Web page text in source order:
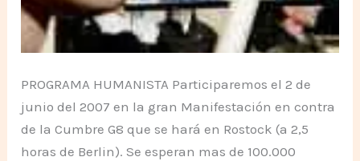
PROGRAMA HUMANISTA Participaremos el 2 de
junio del 2007 en la gran Manifestación en contra
de la Cumbre G8 que se hará en Rostock (a 2,5
horas de Berlin). Se esperan mas de 100.000